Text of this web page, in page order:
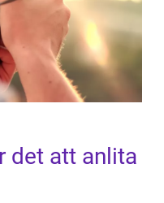
det att anlita